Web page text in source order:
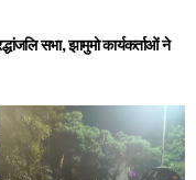
सभा, झामुमो कार्यकर्ताओं ने